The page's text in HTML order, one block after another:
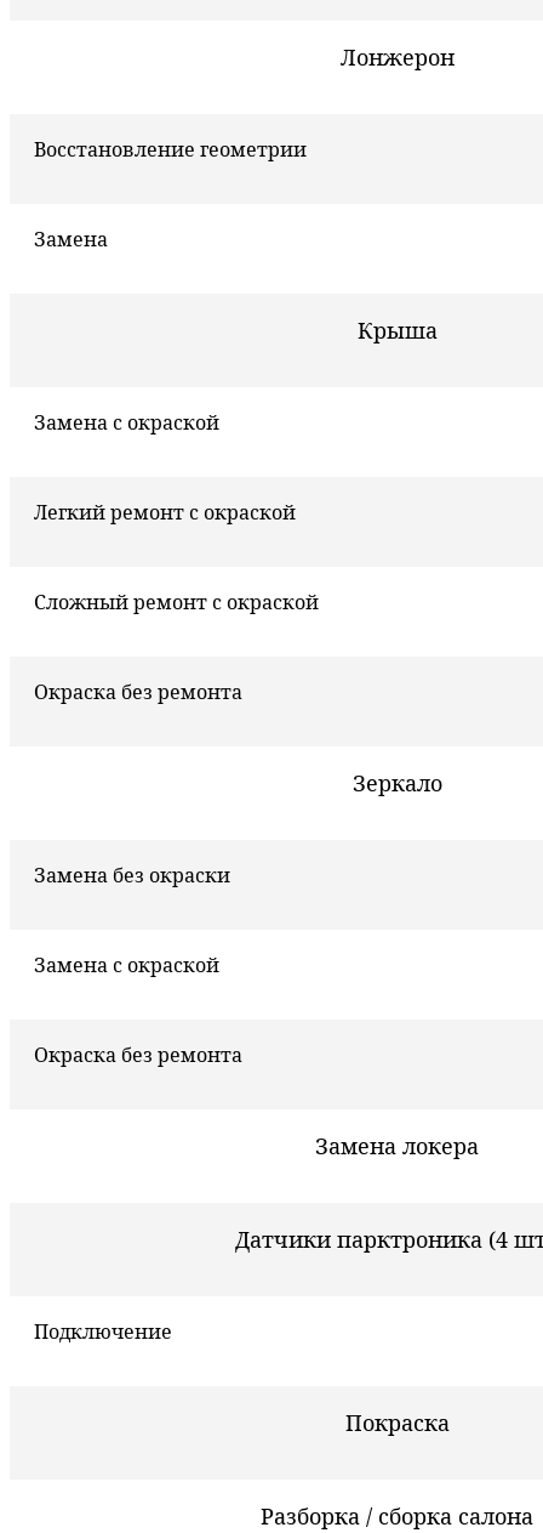
Лонжерон
Восстановление геометрии
Замена
Крыша
Замена с окраской
Легкий ремонт с окраской
Сложный ремонт с окраской
Окраска без ремонта
Зеркало
Замена без окраски
Замена с окраской
Окраска без ремонта
Замена локера
Датчики парктроника (4
Подключение
Покраска
Разборка / сборка салона